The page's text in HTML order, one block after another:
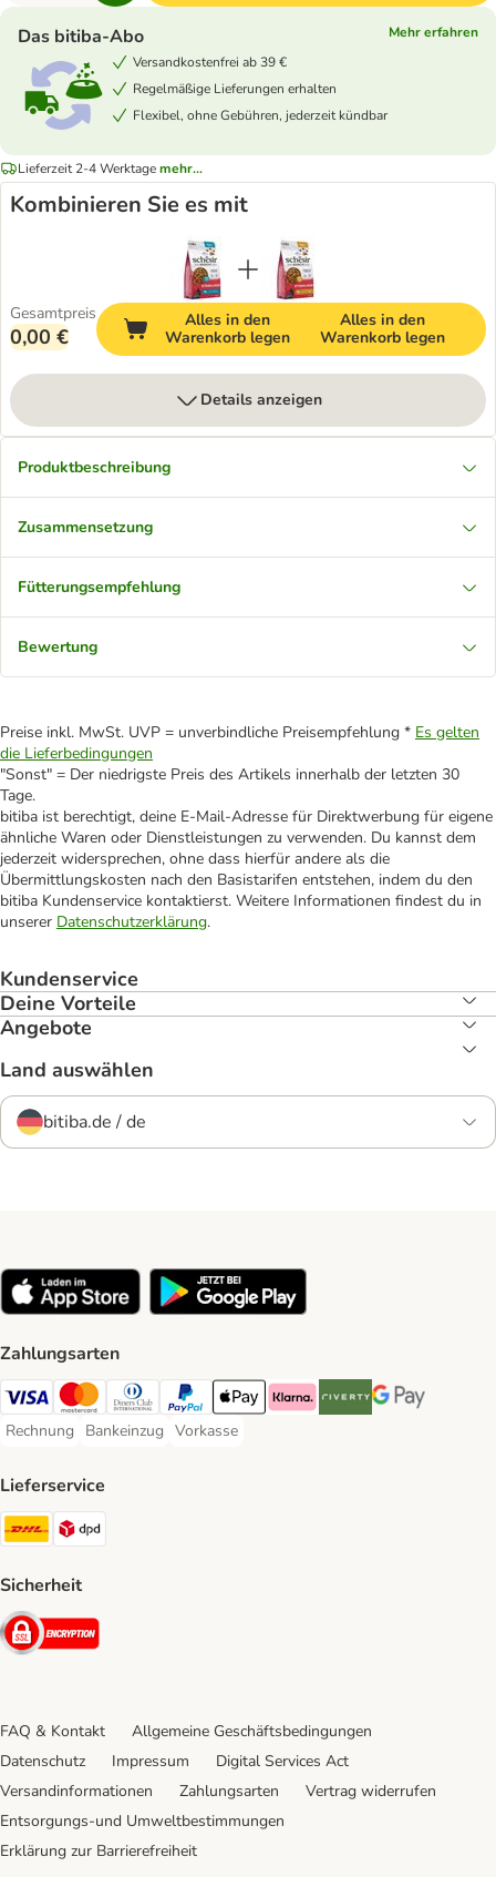
Das bitiba-Abo
Mehr erfahren
Versandkostenfrei ab 39 €
Regelmäßige Lieferungen erhalten
Flexibel, ohne Gebühren, jederzeit kündbar
Lieferzeit 2-4 Werktagemehr...
Kombinieren Sie es mit
Gesamtpreis
0,00 €
Alles in den
Warenkorb legen
Alles in den
Warenkorb legen
Details anzeigen
Produktbeschreibung
Zusammensetzung
Fütterungsempfehlung
Bewertung
Preise inkl. MwSt. UVP = unverbindliche Preisempfehlung * Es gelten
die Lieferbedingungen
"Sonst" = Der niedrigste Preis des Artikels innerhalb der letzten 30
Tage.
bitiba ist berechtigt, deine E-Mail-Adresse für Direktwerbung für eigene
ähnliche Waren oder Dienstleistungen zu verwenden. Du kannst dem
jederzeit widersprechen, ohne dass hierfür andere als die
Übermittlungskosten nach den Basistarifen entstehen, indem du den
bitiba Kundenservice kontaktierst. Weitere Informationen findest du in
unserer Datenschutzerklärung.
Kundenservice
Deine Vorteile
Angebote
Land auswählen
bitiba.de / de
Zahlungsarten
Visa Payment Method
Mastercard Payment Method
Diners Club Payment Method
PayPal Payment Method
Apple Pay Payment Method
Klarna Payment Method
Riverty Payment Method
Google Pay
Rechnung
Rechnung Payment Method
Bankeinzug
Bankeinzug Payment Method
Vorkasse
Vorkasse Payment Method
Lieferservice
DHL Shipping Method
Sicherheit
Security
FAQ & Kontakt
Allgemeine Geschäftsbedingungen
Datenschutz
Impressum
Digital Services Act
Versandinformationen
Zahlungsarten
Vertrag widerrufen
Entsorgungs-und Umweltbestimmungen
Erklärung zur Barrierefreiheit